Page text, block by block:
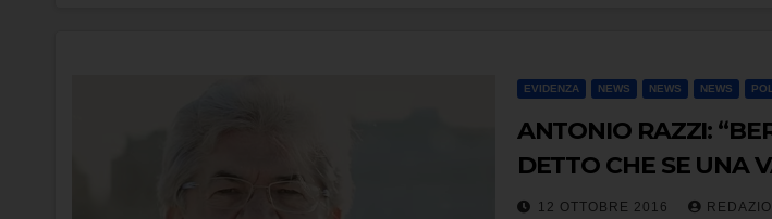
EVIDENZA NEWS NEWS NEWS
ANTONIO RAZZI:
DETTO CHE SE UNA
NEGRO GLI FA
12 OTTOBRE 2016